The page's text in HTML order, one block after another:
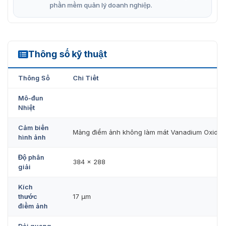
phần mềm quản lý doanh nghiệp.
Thông số kỹ thuật
DS-2TD6537T-25H4LX/W
Thông Số Chi Tiết
Mô-đun
Nhiệt
Cảm biến
hình ảnh
Mảng điểm ảnh không làm mát Vanadium Oxide
Độ phân
giải
384 x 288
Kích
thước
điểm ảnh
17 μm